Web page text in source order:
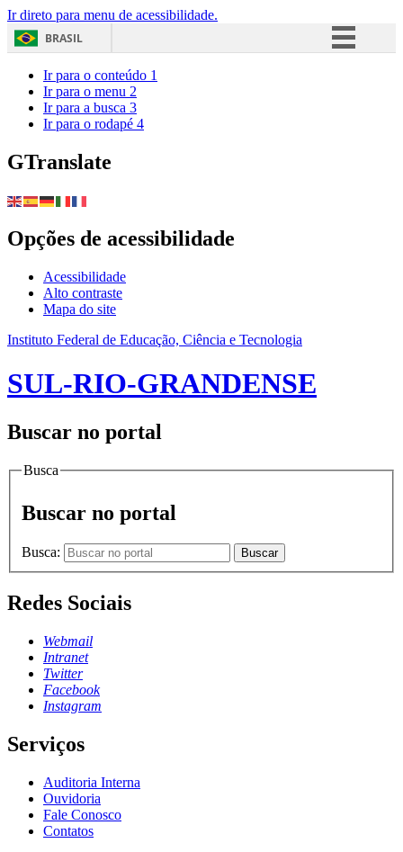
Ir direto para menu de acessibilidade.
BRASIL
Ir para o conteúdo 1
Ir para o menu 2
Ir para a busca 3
Ir para o rodapé 4
GTranslate
Opções de acessibilidade
Acessibilidade
Alto contraste
Mapa do site
Instituto Federal de Educação, Ciência e Tecnologia
SUL-RIO-GRANDENSE
Buscar no portal
Busca
Buscar no portal
Busca: Buscar
Redes Sociais
Webmail
Intranet
Twitter
Facebook
Instagram
Serviços
Auditoria Interna
Ouvidoria
Fale Conosco
Contatos